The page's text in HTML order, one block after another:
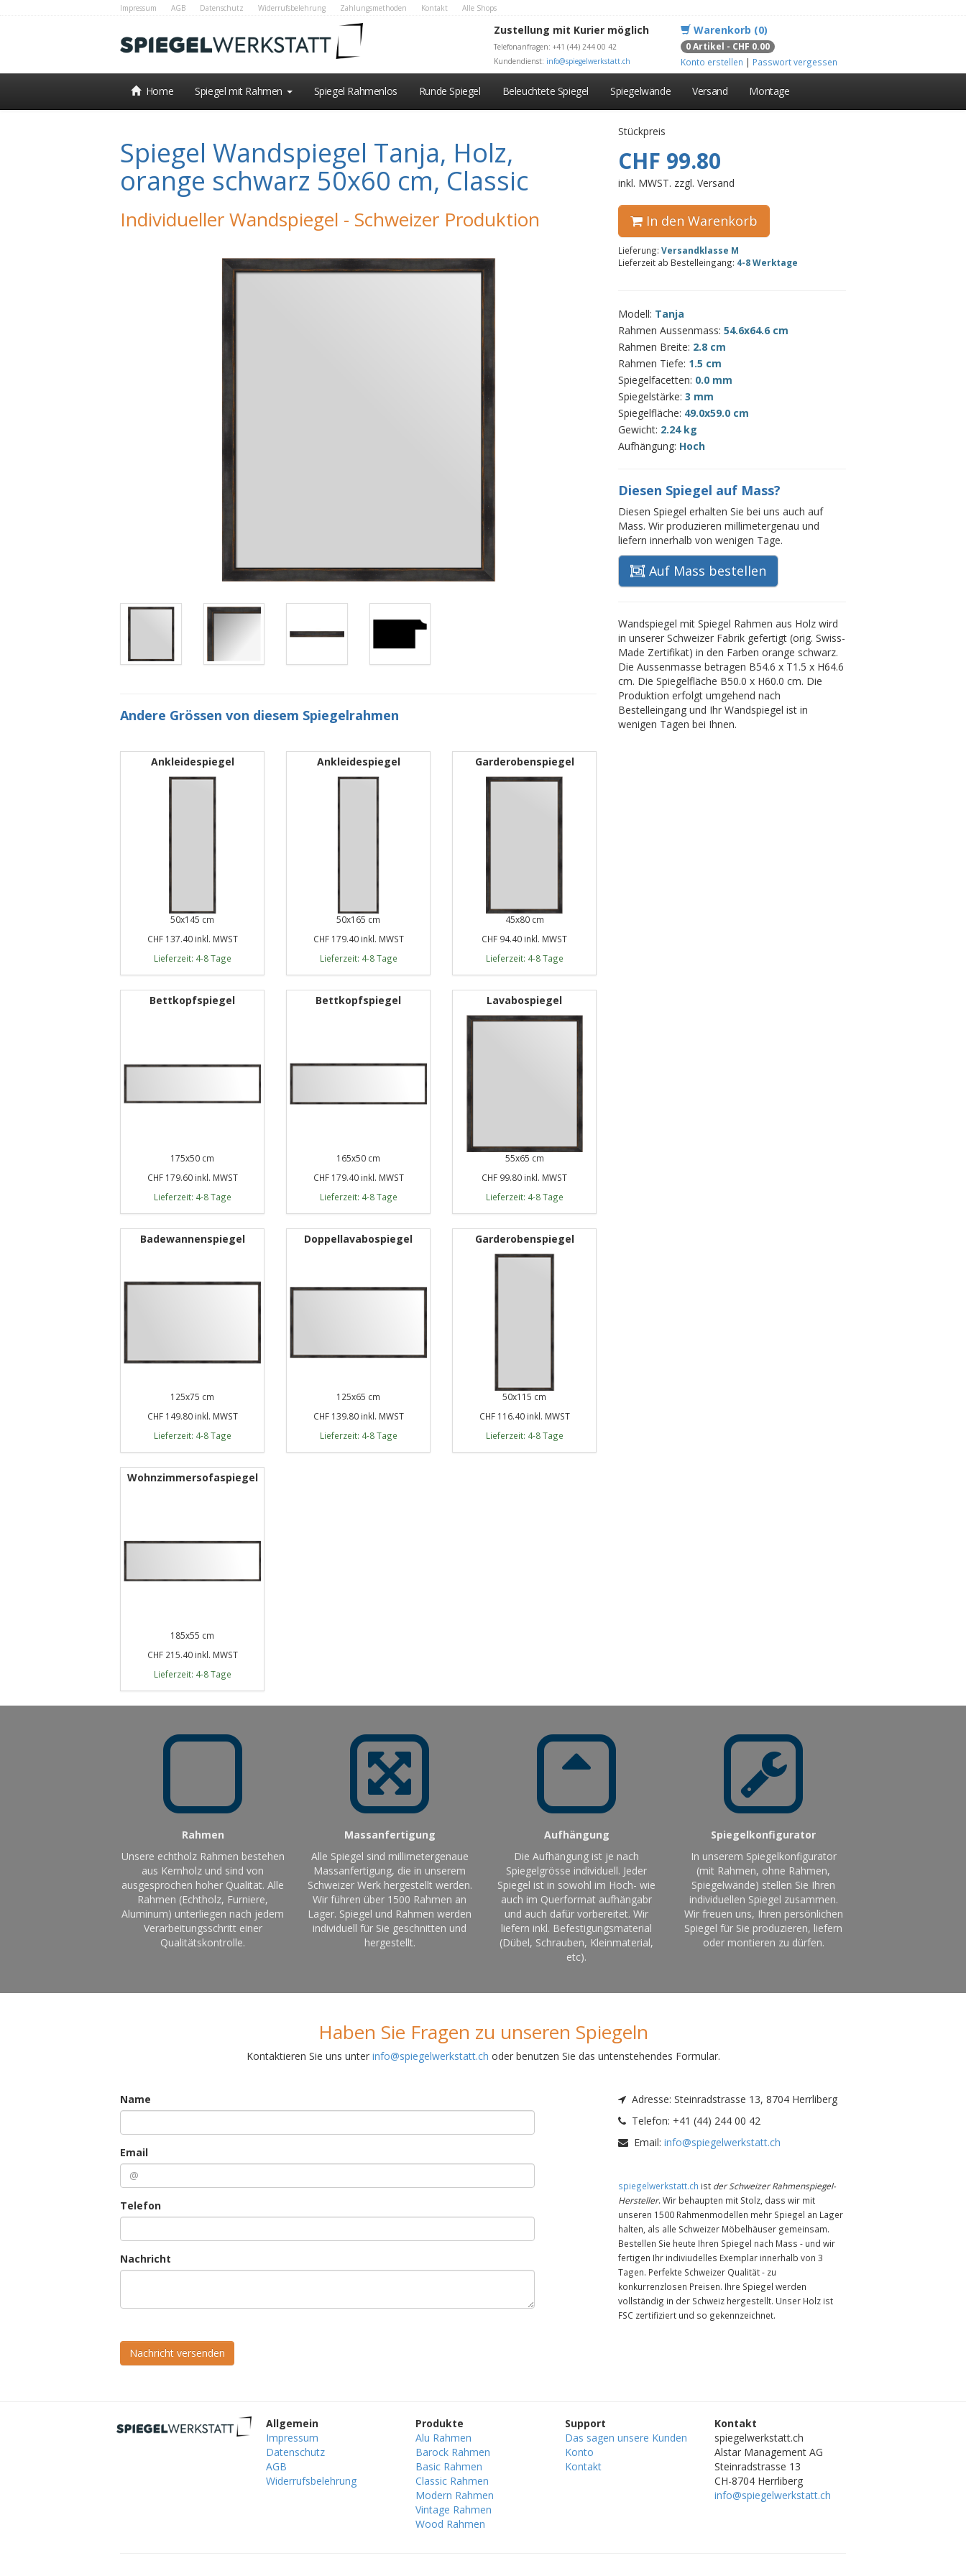
Impressum AGB Datenschutz Widerrufsbelehrung Zahlungsmethoden Kontakt Alle Shops
Zustellung mit Kurier möglich
Telefonanfragen: +41 (44) 244 00 42
Kundendienst: info@spiegelwerkstatt.ch
Warenkorb (0)
0 Artikel - CHF 0.00
Konto erstellen | Passwort vergessen
Home Spiegel mit Rahmen Spiegel Rahmenlos Runde Spiegel Beleuchtete Spiegel Spiegelwände Versand Montage
Spiegel Wandspiegel Tanja, Holz,
orange schwarz 50x60 cm, Classic
Individueller Wandspiegel - Schweizer Produktion
Andere Grössen von diesem Spiegelrahmen
Ankleidespiegel
50x145 cm
CHF 137.40 inkl. MWST
Lieferzeit: 4-8 Tage
Ankleidespiegel
50x165 cm
CHF 179.40 inkl. MWST
Lieferzeit: 4-8 Tage
Garderobenspiegel
45x80 cm
CHF 94.40 inkl. MWST
Lieferzeit: 4-8 Tage
Bettkopfspiegel
175x50 cm
CHF 179.60 inkl. MWST
Lieferzeit: 4-8 Tage
Bettkopfspiegel
165x50 cm
CHF 179.40 inkl. MWST
Lieferzeit: 4-8 Tage
Lavabospiegel
55x65 cm
CHF 99.80 inkl. MWST
Lieferzeit: 4-8 Tage
Badewannenspiegel
125x75 cm
CHF 149.80 inkl. MWST
Lieferzeit: 4-8 Tage
Doppellavabospiegel
125x65 cm
CHF 139.80 inkl. MWST
Lieferzeit: 4-8 Tage
Garderobenspiegel
50x115 cm
CHF 116.40 inkl. MWST
Lieferzeit: 4-8 Tage
Wohnzimmersofaspiegel
185x55 cm
CHF 215.40 inkl. MWST
Lieferzeit: 4-8 Tage
Stückpreis
CHF 99.80
inkl. MWST. zzgl. Versand
In den Warenkorb
Lieferung:Versandklasse M
Lieferzeit ab Bestelleingang: 4-8 Werktage
Modell: Tanja
Rahmen Aussenmass:54.6x64.6 cm
Rahmen Breite: 2.8 cm
Rahmen Tiefe: 1.5 cm
Spiegelfacetten: 0.0 mm
Spiegelstärke:3 mm
Spiegelfläche: 49.0x59.0 cm
Gewicht: 2.24 kg
Aufhängung: Hoch
Diesen Spiegel auf Mass?
Diesen Spiegel erhalten Sie bei uns auch auf
Mass. Wir produzieren millimetergenau und
liefern innerhalb von wenigen Tage.
Auf Mass bestellen
Wandspiegel mit Spiegel Rahmen aus Holz wird
in unserer Schweizer Fabrik gefertigt (orig. Swiss-
Made Zertifikat) in den Farben orange schwarz.
Die Aussenmasse betragen B54.6 x T1.5 x H64.6
cm. Die Spiegelfläche B50.0 x H60.0 cm. Die
Produktion erfolgt umgehend nach
Bestelleingang und Ihr Wandspiegel ist in
wenigen Tagen bei Ihnen.
Rahmen
Unsere echtholz Rahmen bestehen
aus Kernholz und sind von
ausgesprochen hoher Qualität. Alle
Rahmen (Echtholz, Furniere,
Aluminum) unterliegen nach jedem
Verarbeitungsschritt einer
Qualitätskontrolle.
Massanfertigung
Alle Spiegel sind millimetergenaue
Massanfertigung, die in unserem
Schweizer Werk hergestellt werden.
Wir führen über 1500 Rahmen an
Lager. Spiegel und Rahmen werden
individuell für Sie geschnitten und
hergestellt.
Aufhängung
Die Aufhängung ist je nach
Spiegelgrösse individuell. Jeder
Spiegel ist in sowohl im Hoch- wie
auch im Querformat aufhängabr
und auch dafür vorbereitet. Wir
liefern inkl. Befestigungsmaterial
(Dübel, Schrauben, Kleinmaterial,
etc).
Spiegelkonfigurator
In unserem Spiegelkonfigurator
(mit Rahmen, ohne Rahmen,
Spiegelwände) stellen Sie Ihren
individuellen Spiegel zusammen.
Wir freuen uns, Ihren persönlichen
Spiegel für Sie produzieren, liefern
oder montieren zu dürfen.
Haben Sie Fragen zu unseren Spiegeln
Kontaktieren Sie uns unter info@spiegelwerkstatt.ch oder benutzen Sie das untenstehendes Formular.
Name
Email
Telefon
Nachricht
Nachricht versenden
Adresse: Steinradstrasse 13, 8704 Herrliberg
Telefon: +41 (44) 244 00 42
Email: info@spiegelwerkstatt.ch
spiegelwerkstatt.ch ist der Schweizer Rahmenspiegel-
Hersteller. Wir behaupten mit Stolz, dass wir mit
unseren 1500 Rahmenmodellen mehr Spiegel an Lager
halten, als alle Schweizer Möbelhäuser gemeinsam.
Bestellen Sie heute Ihren Spiegel nach Mass - und wir
fertigen Ihr indiviudelles Exemplar innerhalb von 3
Tagen. Perfekte Schweizer Qualität - zu
konkurrenzlosen Preisen. Ihre Spiegel werden
vollständig in der Schweiz hergestellt. Unser Holz ist
FSC zertifiziert und so gekennzeichnet.
Allgemein
Impressum
Datenschutz
AGB
Widerrufsbelehrung
Produkte
Alu Rahmen
Barock Rahmen
Basic Rahmen
Classic Rahmen
Modern Rahmen
Vintage Rahmen
Wood Rahmen
Support
Das sagen unsere Kunden
Konto
Kontakt
Kontakt
spiegelwerkstatt.ch
Alstar Management AG
Steinradstrasse 13
CH-8704 Herrliberg
info@spiegelwerkstatt.ch